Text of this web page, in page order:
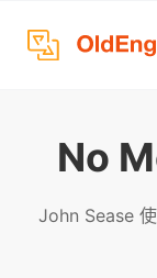
No
John Sease